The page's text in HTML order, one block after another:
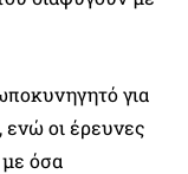
για
οι έρευνες
όσα